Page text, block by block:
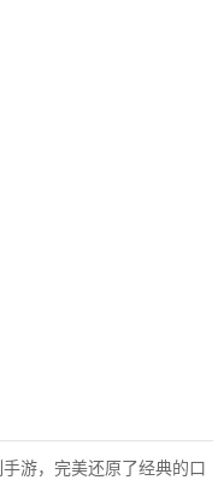
游，完美还原了经典的口